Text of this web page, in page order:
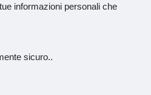
informazioni personali che
sicuro..